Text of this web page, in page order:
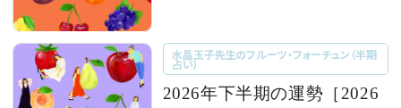
水晶玉子先生のフルーツ・フォーチュン（半期
占い）
2026年下半期の運勢［2026